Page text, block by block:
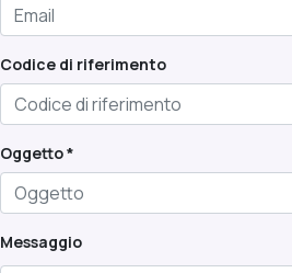
Codice di riferimento
Oggetto *
Messaggio